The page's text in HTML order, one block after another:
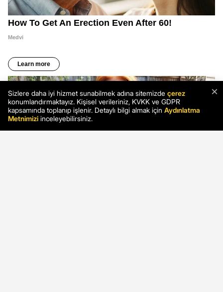
×
Sizlere daha iyi hizmet sunabilmek adına sitemizde çerez
konumlandırmaktayız. Kişisel verileriniz, KVKK ve GDPR
kapsamında toplanıp işlenir. Detaylı bilgi almak için Aydınlatma
Metnimizi inceleyebilirsiniz.